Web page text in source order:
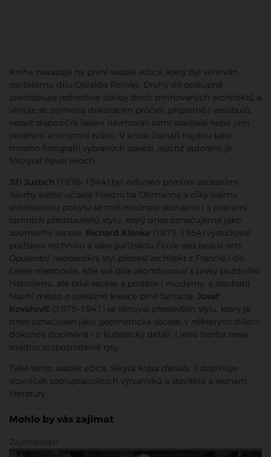
Kniha navazuje na první svazek edice, který byl věnován
osobitému dílu Osvalda Polívky. Druhý díl postupně
představuje jednotlivé stavby třech zmiňovaných architektů a
věnuje se zejména dekoracím průčelí, případně i vestibulů,
neboť dispoziční řešení navrhovali sami stavitelé nebo jimi
pověření anonymní tvůrci. V knize čtenáři najdou také
mnoho fotografií vybraných staveb, jejichž autorem je
fotograf Pavel Hroch.
Jiří Justich (1876–1944) byl ovlivněn prvními secesními
návrhy svého učitele Friedricha Ohmanna a díky svému
vídeňskému pobytu se měl možnost seznámit i s pracemi
tamních představitelů stylu, který dnes označujeme jako
zoomorfní secese. Richard Klenka (1873–1954) vystudoval
pražskou techniku a také pařížskou École des beaux-arts.
Opulentní neobarokní styl přenesl architekt z Francie i do
české metropole, kde svá díla zkombinoval s prvky pozdního
historismu, ale také secese a posléze i moderny, a obohatil
hlavní město o svérázné kreace plné fantazie. Josef
Kovařovič (1875–1941) se věnoval především stylu, který je
dnes označován jako geometrická secese, v některých dílech
dokonce doplněná i o kubistický detail. I jeho tvorba nese
snadno rozpoznatelné rysy.
Také tento svazek edice Skrytá krása detailu IIdoplňuje
slovníček spolupracujících výtvarníků a stavitelů a seznam
literatury.
Mohlo by vás zajímat